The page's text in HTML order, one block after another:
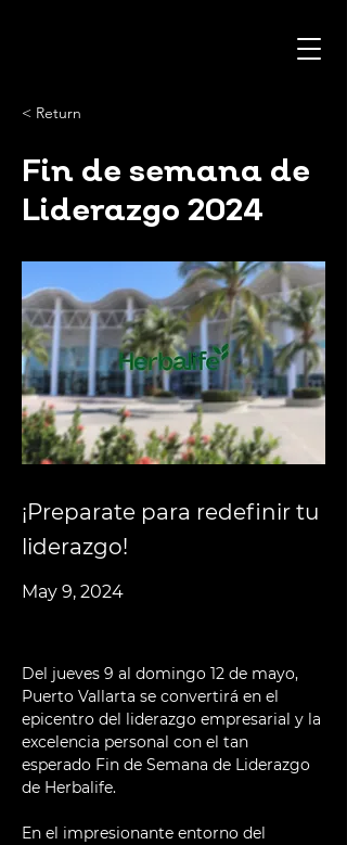
< Return
Fin de semana de
Liderazgo 2024
¡Preparate para redefinir tu
liderazgo!
May 9, 2024
Del jueves 9 al domingo 12 de mayo,
Puerto Vallarta se convertirá en el
epicentro del liderazgo empresarial y la
excelencia personal con el tan
esperado Fin de Semana de Liderazgo
de Herbalife.
En el impresionante entorno del